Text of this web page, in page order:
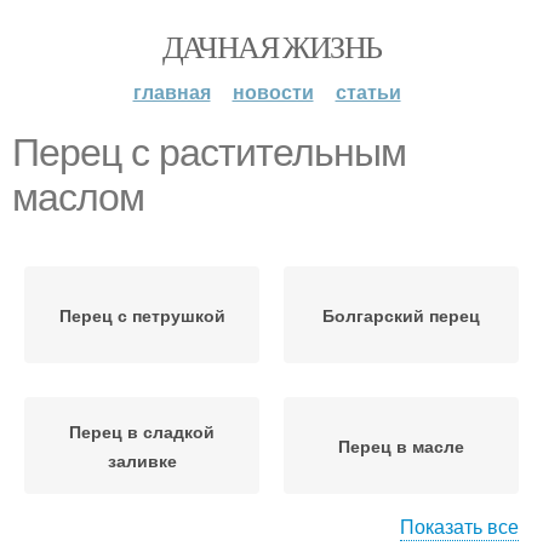
ДАЧНАЯ ЖИЗНЬ
главная новости статьи
Перец с растительным
маслом
Перец с петрушкой Болгарский перец
Перец в сладкой
заливке
Перец в масле
Показать все